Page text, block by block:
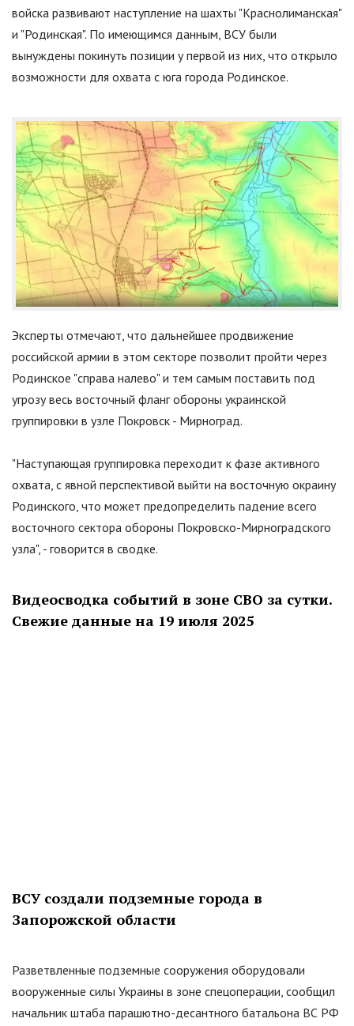
войска развивают наступление на шахты "Краснолиманская"
и "Родинская". По имеющимся данным, ВСУ были
вынуждены покинуть позиции у первой из них, что открыло
возможности для охвата с юга города Родинское.
Эксперты отмечают, что дальнейшее продвижение
российской армии в этом секторе позволит пройти через
Родинское "справа налево"и тем самым поставить под
угрозу весь восточный фланг обороны украинской
группировки в узле Покровск - Мирноград.
"Наступающая группировка переходит к фазе активного
охвата, с явной перспективой выйти на восточную окраину
Родинского, что может предопределить падение всего
восточного сектора обороны Покровско-Мирноградского
узла", - говорится в сводке.
Видеосводка событий в зоне СВО за сутки.
Свежие данные на 19 июля 2025
ВСУ создали подземные города в
Запорожской области
Разветвленные подземные сооружения оборудовали
вооруженные силы Украины в зоне спецоперации, сообщил
начальник штаба парашютно-десантного батальона ВС РФ